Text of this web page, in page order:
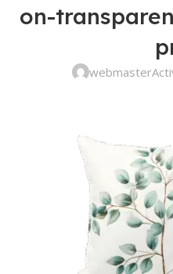
on-
webmaster